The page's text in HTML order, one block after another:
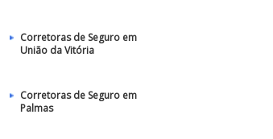
Corretoras de Seguro em
União da Vitória
Corretoras de Seguro em
Palmas